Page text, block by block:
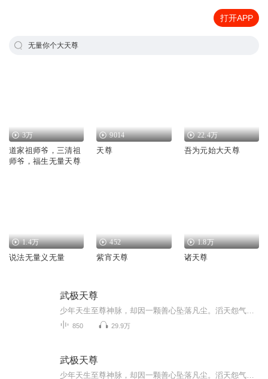
打开APP
无量你个大天尊
3万
道家祖师爷，三清祖
师爷，福生无量天尊
9014
天尊
22.4万
吾为元始大天尊
1.4万
说法无量义无量
452
紫宵天尊
1.8万
诸天尊
武极天尊
850 29.9万
武极天尊